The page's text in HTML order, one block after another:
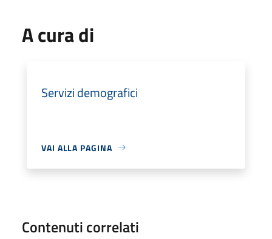
A cura di
Servizi demografici
VAI ALLA PAGINA
Contenuti correlati